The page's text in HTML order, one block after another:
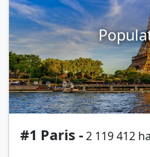
#1 Paris -2 119 412